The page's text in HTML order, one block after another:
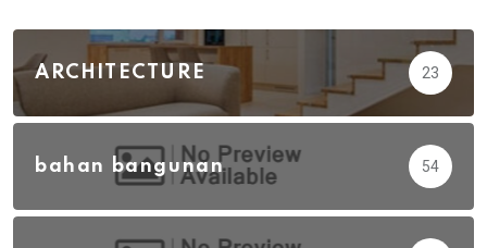
ARCHITECTURE 23
bahan bangunan 54